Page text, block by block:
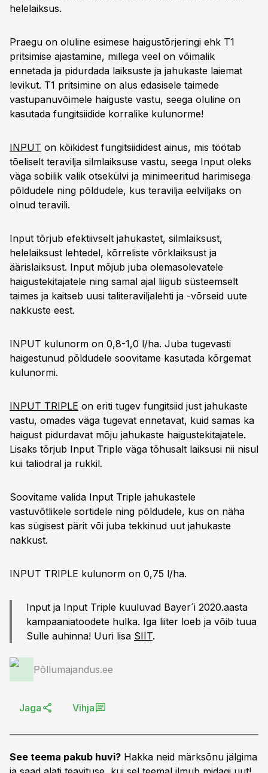
helelaiksus.
Praegu on oluline esimese haigustõrjeringi ehk T1
pritsimise ajastamine, millega veel on võimalik
ennetada ja pidurdada laiksuste ja jahukaste laiemat
levikut. T1 pritsimine on alus edasisele taimede
vastupanuvõimele haiguste vastu, seega oluline on
kasutada fungitsiidide korralike kulunorme!
INPUT on kõikidest fungitsiididest ainus, mis töötab
tõeliselt teravilja silmlaiksuse vastu, seega Input oleks
väga sobilik valik otsekülvi ja minimeeritud harimisega
põldudele ning põldudele, kus teravilja eelviljaks on
olnud teravili.
Input tõrjub efektiivselt jahukastet, silmlaiksust,
helelaiksust lehtedel, kõrreliste võrklaiksust ja
äärislaiksust. Input mõjub juba olemasolevatele
haigustekitajatele ning samal ajal liigub süsteemselt
taimes ja kaitseb uusi taliteraviljalehti ja -võrseid uute
nakkuste eest.
INPUT kulunorm on 0,8-1,0 l/ha. Juba tugevasti
haigestunud põldudele soovitame kasutada kõrgemat
kulunormi.
INPUT TRIPLE on eriti tugev fungitsiid just jahukaste
vastu, omades väga tugevat ennetavat, kuid samas ka
haigust pidurdavat mõju jahukaste haigustekitajatele.
Lisaks tõrjub Input Triple väga tõhusalt laiksusi nii nisul
kui taliodral ja rukkil.
Soovitame valida Input Triple jahukastele
vastuvõtlikele sortidele ning põldudele, kus on näha
kas sügisest pärit või juba tekkinud uut jahukaste
nakkust.
INPUT TRIPLE kulunorm on 0,75 l/ha.
Input ja Input Triple kuuluvad Bayer´i 2020.aasta
kampaaniatoodete hulka. Iga liiter loeb ja võib tuua
Sulle auhinna! Uuri lisa SIIT.
Põllumajandus.ee
Jaga Vihja
See teema pakub huvi? Hakka neid märksõnu jälgima